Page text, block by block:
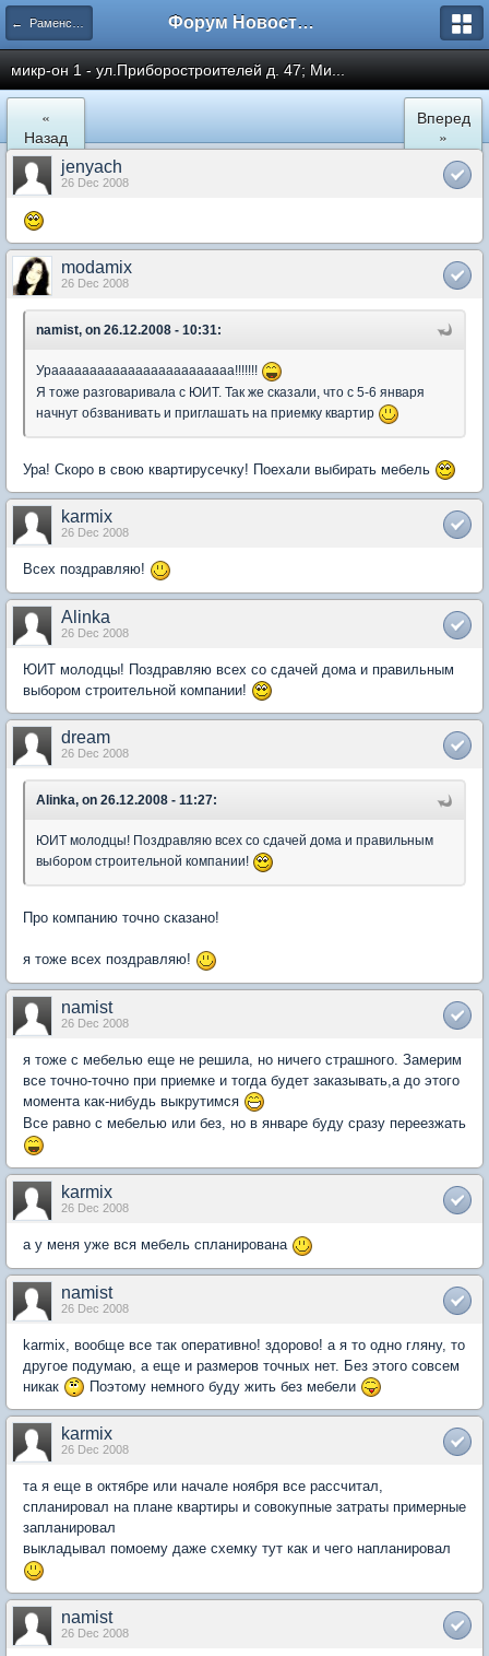
← Раменское Форум Новостройки
микр-он 1 - ул.Приборостроителей д. 47; Ми...
«
Назад
Вперед
»
jenyach
26 Dec 2008
modamix
26 Dec 2008
namist, on 26.12.2008 - 10:31:
Ураааааааааааааааааааааааа!!!!!!!
Я тоже разговаривала с ЮИТ. Так же сказали, что с 5-6 января
начнут обзванивать и приглашать на приемку квартир
Ура! Скоро в свою квартирусечку! Поехали выбирать мебель
karmix
26 Dec 2008
Всех поздравляю!
Alinka
26 Dec 2008
ЮИТ молодцы! Поздравляю всех со сдачей дома и правильным
выбором строительной компании!
dream
26 Dec 2008
Alinka, on 26.12.2008 - 11:27:
ЮИТ молодцы! Поздравляю всех со сдачей дома и правильным
выбором строительной компании!
Про компанию точно сказано!
я тоже всех поздравляю!
namist
26 Dec 2008
я тоже с мебелью еще не решила, но ничего страшного. Замерим
все точно-точно при приемке и тогда будет заказывать,а до этого
момента как-нибудь выкрутимся
Все равно с мебелью или без, но в январе буду сразу переезжать
karmix
26 Dec 2008
а у меня уже вся мебель спланирована
namist
26 Dec 2008
karmix, вообще все так оперативно! здорово! а я то одно гляну, то
другое подумаю, а еще и размеров точных нет. Без этого совсем
никак
Поэтому немного буду жить без мебели
karmix
26 Dec 2008
та я еще в октябре или начале ноября все рассчитал,
спланировал на плане квартиры и совокупные затраты примерные
запланировал
выкладывал помоему даже схемку тут как и чего напланировал
namist
26 Dec 2008